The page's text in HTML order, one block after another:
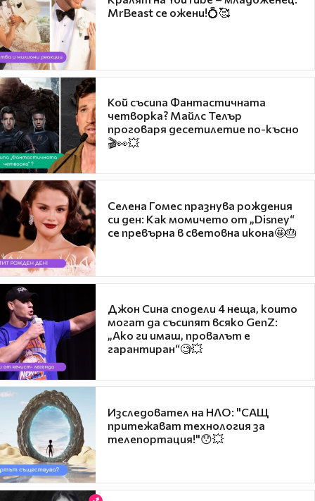
MrBeast се ожени!💍🥰
Кой съсипа Фантастичната
четворка? Майлс Телър
проговаря десетилетие по-късно
🎬👀💥
Селена Гомес празнува рождения
си ден: Как момичето от „Disney“
се превърна в световна икона🤩🎂
Джон Сина сподели 4 неща, които
могат да съсипят всяко GenZ:
„Ако ги имаш, провалът е
гарантиран“🧐💥
Изследовател на НЛО: "САЩ
притежават технология за
телепортация!"😯💥